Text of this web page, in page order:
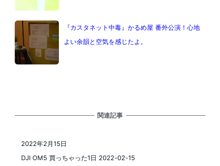
『カスタネット中毒』かるめ屋 番外公演！心地
よい余韻と空気を感じたよ。
関連記事
DJI OM5 買っちゃった1日 2022-02-15
2022年2月15日